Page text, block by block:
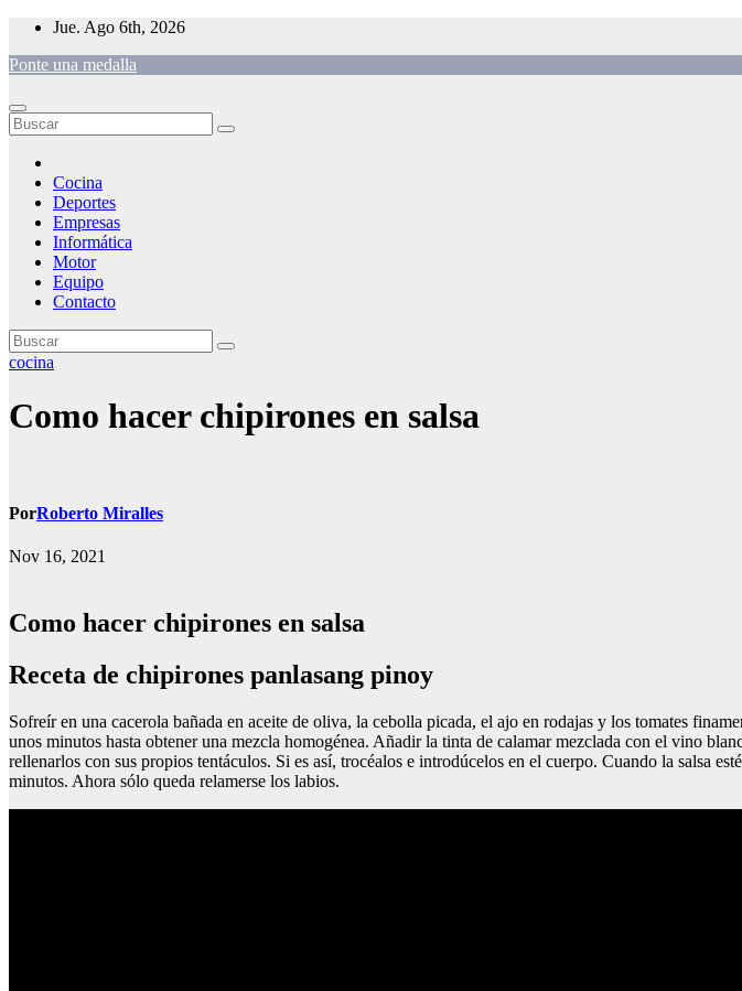
Saltar
contenido
Jue. Ago 6th, 2026
Ponte una medalla
Cocina
Deportes
Empresas
Informática
Motor
Equipo
Contacto
cocina
Como hacer chipirones en salsa
PorRoberto Miralles
Nov 16, 2021
Como hacer chipirones en salsa
Receta de chipirones panlasang pinoy
Sofreír en una cacerola bañada en aceite de oliva, la cebolla picada, el ajo en rodajas y los tomates
unos minutos hasta obtener una mezcla homogénea. Añadir la tinta de calamar mezclada con el vino
rellenarlos con sus propios tentáculos. Si es así, trocéalos e introdúcelos en el cuerpo. Cuando la salsa
minutos. Ahora sólo queda relamerse los labios.